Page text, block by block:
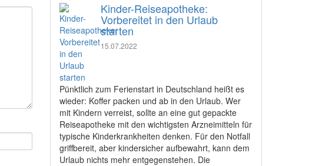
Kinder-Reiseapotheke:
Vorbereitet in den Urlaub
starten
15.07.2022
Pünktlich zum Ferienstart in Deutschland heißt es
wieder: Koffer packen und ab in den Urlaub. Wer
mit Kindern verreist, sollte an eine gut gepackte
Reiseapotheke mit den wichtigsten Arzneimitteln für
typische Kinderkrankheiten denken. Für den Notfall
griffbereit, aber kindersicher aufbewahrt, kann dem
Urlaub nichts mehr entgegenstehen. Die